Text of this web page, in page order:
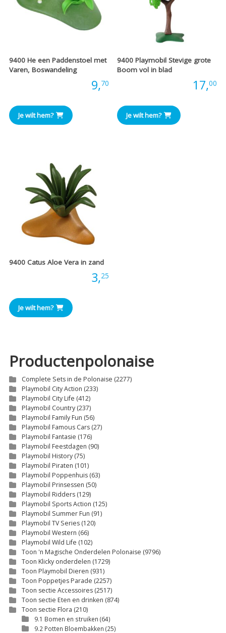
9400 He een Paddenstoel met
Varen, Boswandeling
9,70
Je wilt hem?
9400 Playmobil Stevige grote
Boom vol in blad
17,00
Je wilt hem?
9400 Catus Aloe Vera in zand
3,25
Je wilt hem?
Productenpolonaise
Complete Sets in de Polonaise (2277)
Playmobil City Action (233)
Playmobil City Life (412)
Playmobil Country (237)
Playmobil Family Fun (56)
Playmobil Famous Cars (27)
Playmobil Fantasie (176)
Playmobil Feestdagen (90)
Playmobil History (75)
Playmobil Piraten (101)
Playmobil Poppenhuis (63)
Playmobil Prinsessen (50)
Playmobil Ridders (129)
Playmobil Sports Action (125)
Playmobil Summer Fun (91)
Playmobil TV Series (120)
Playmobil Western (66)
Playmobil Wild Life (102)
Toon 'n Magische Onderdelen Polonaise (9796)
Toon Klicky onderdelen (1729)
Toon Playmobil Dieren (931)
Toon Poppetjes Parade (2257)
Toon sectie Accessoires (2517)
Toon sectie Eten en drinken (874)
Toon sectie Flora (210)
9.1 Bomen en struiken (64)
9.2 Potten Bloembakken (25)